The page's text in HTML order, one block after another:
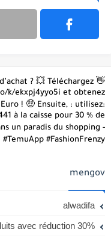
? 💥 Téléchargez
k/ekxpj4yyo5i et obtenez
! 🤑 Ensuite, : utilisez:
à la caisse pour 30 % de
un paradis du shopping -
#FashionFrenzy
mengov
alwadifa
avec réduction 30%